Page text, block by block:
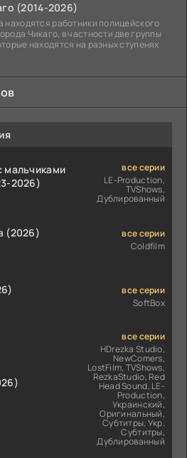
(2014-2026)
находятся работники полицейского
Чикаго, в частности две группы
находятся на разных ступенях
мальчиками
2026)
все серии
LE-Production,
TVShows,
Дублированный
(2026)
все серии
Coldfilm
все серии
SoftBox
все серии
HDrezka Studio,
NewComers,
LostFilm, TVShows,
RezkaStudio, Red
Head Sound, LE-
Production,
Украинский,
Оригинальный,
Субтитры, Укр.
Субтитры,
Дублированный